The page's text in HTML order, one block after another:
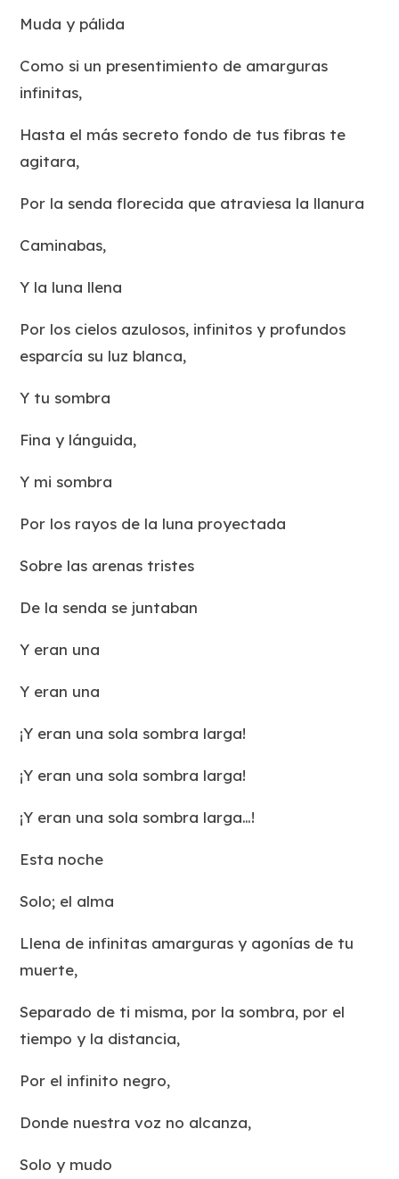
Muda y pálida
Como si un presentimiento de amarguras
infinitas,
Hasta el más secreto fondo de tus fibras te
agitara,
Por la senda florecida que atraviesa la llanura
Caminabas,
Y la luna llena
Por los cielos azulosos, infinitos y profundos
esparcía su luz blanca,
Y tu sombra
Fina y lánguida,
Y mi sombra
Por los rayos de la luna proyectada
Sobre las arenas tristes
De la senda se juntaban
Y eran una
Y eran una
¡Y eran una sola sombra larga!
¡Y eran una sola sombra larga!
¡Y eran una sola sombra larga…!
Esta noche
Solo; el alma
Llena de infinitas amarguras y agonías de tu
muerte,
Separado de ti misma, por la sombra, por el
tiempo y la distancia,
Por el infinito negro,
Donde nuestra voz no alcanza,
Solo y mudo